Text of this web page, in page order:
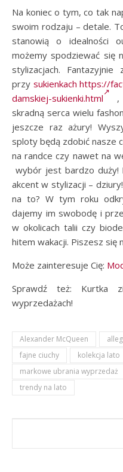
Na koniec o tym, co tak
swoim rodzaju – detale.
stanowią o idealności
możemy spodziewać się
stylizacjach. Fantazyjnie
przy sukienkach https://
damskiej-sukienki.html
,
skradną serca wielu
jeszcze raz ażury!
sploty będą zdobić nasze
na randce czy nawet na
wybór jest bardzo duży!
akcent w stylizacji –
na to? W tym roku
dajemy im swobodę i
w okolicach talii czy
hitem wakacji. Piszesz się
Może zainteresuje Cię:
Sprawdź też: Kurtka
wyprzedażach!
Alexander McQueen
fajne ciuchy
kolekcja lato
markowe ubrania wyprzedaż
trendy na lato